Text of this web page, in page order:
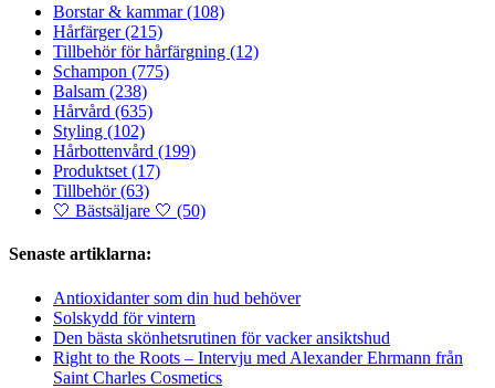
Borstar & kammar(108)
Hårfärger(215)
Tillbehör för hårfärgning (12)
Schampon (775)
Balsam (238)
Hårvård (635)
Styling (102)
Hårbottenvård (199)
Produktset (17)
Tillbehör(63)
🤍 Bästsäljare 🤍 (50)
Senaste artiklarna:
Antioxidanter som din hud behöver
Solskydd för vintern
Den bästa skönhetsrutinen för vacker ansiktshud
Right to the Roots – Intervju med Alexander Ehrmann från
Saint Charles Cosmetics